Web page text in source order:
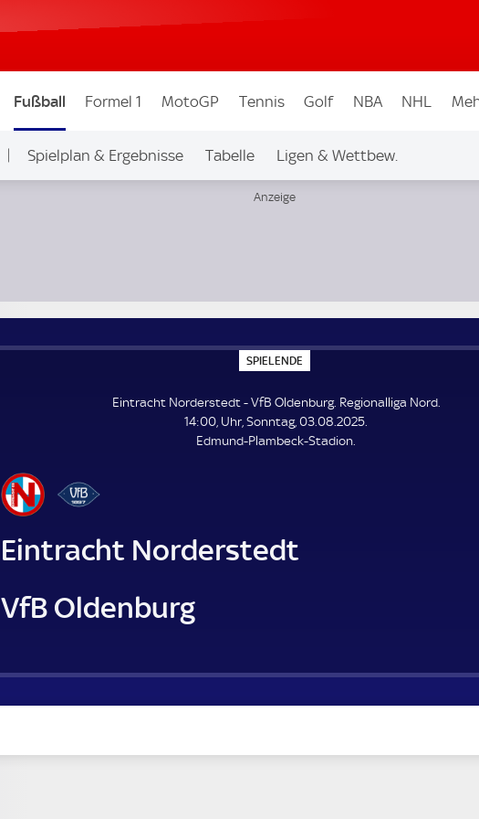
Fußball Formel 1 MotoGP Tennis Golf NBA NHL
Spielplan & Ergebnisse Tabelle Ligen & Wettbew.
SPIELENDE
P
E
L
E
N
Eintracht Norderstedt - VfB Oldenburg. Regionalliga Nord.
14:00, Uhr, Sonntag, 03.08.2025.
Edmund-Plambeck-Stadion.
Eintracht Norderstedt
VfB Oldenburg